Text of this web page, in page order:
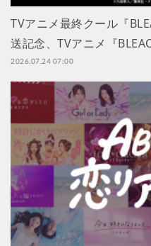
TVアニメ最終クール『
送記念、TVアニメ『
2026.07.24 07:00